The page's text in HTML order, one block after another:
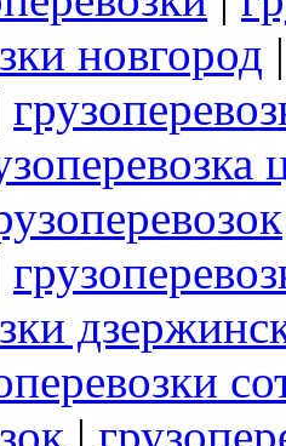
новгород